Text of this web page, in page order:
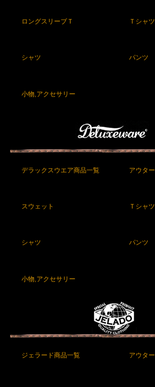
ロングスリーブＴ Ｔシャツ
シャツ パンツ
小物,アクセサリー
デラックスウエア商品一覧 アウター
スウェット Ｔシャツ
シャツ パンツ
小物,アクセサリー
ジェラード商品一覧 アウター